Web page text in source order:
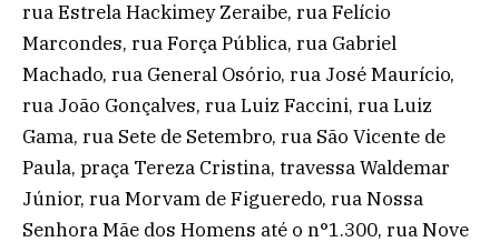
rua Estrela Hackimey Zeraibe, rua Felício
Marcondes, rua Força Pública, rua Gabriel
Machado, rua General Osório, rua José Maurício,
rua João Gonçalves, rua Luiz Faccini, rua Luiz
Gama, rua Sete de Setembro, rua São Vicente de
Paula, praça Tereza Cristina, travessa Waldemar
Júnior, rua Morvam de Figueredo, rua Nossa
Senhora Mãe dos Homens até o n°1.300, rua Nove